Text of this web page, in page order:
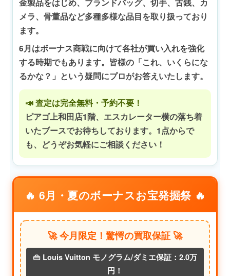
金製品をはじめ、ブランドバッグ、切手、古銭、カ
メラ、骨董品など多種多様な品目を取り扱っており
ます。
6月はボーナス商戦に向けて各社が買い入れを強化
する時期でもあります。皆様の「これ、いくらにな
るかな？」という疑問にプロがお答えいたします。
📣 査定は完全無料・予約不要！
ピアゴ上和田店1階、エスカレーター横の落ち着
いたブースでお待ちしております。1点からで
も、どうぞお気軽にご相談ください！
🔥 6月・夏のボーナスお宝発掘祭 🔥
🚀 今月限定！驚愕の買取保証 🚀
👜 Louis Vuitton モノグラム/ダミエ保証：2.0万
円！